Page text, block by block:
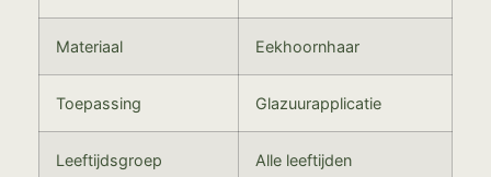
Materiaal Eekhoornhaar
Toepassing Glazuurapplicatie
Leeftijdsgroep Alle leeftijden